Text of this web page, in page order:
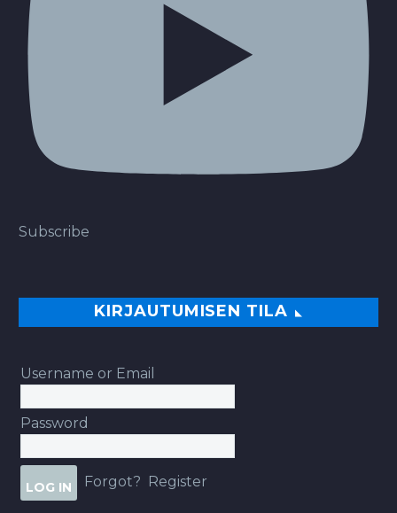
Subscribe
KIRJAUTUMISEN TILA
Username or Email
Password
Forgot? Register